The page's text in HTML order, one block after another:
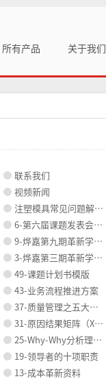
所有产品 关于我们
联系我们
视频新闻
注塑模具常见问题解决方案
6-第六届课题发表会资料
9-烨嘉第九期革新学校活动资料
3-烨嘉第三期革新学校活动资料
49-课题计划书模版
43-业务流程推进方案
37-质量管理之五大工具+七大方法
31-原因结果矩阵（XY矩阵）
25-Why-Why分析理论和案例
19-领导者的十项职责
13-成本革新资料